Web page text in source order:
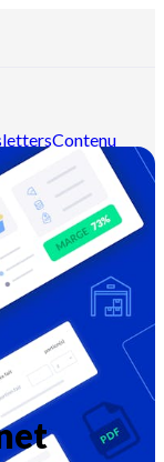
Contenu
MCP